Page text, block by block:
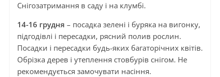
Снігозатримання в саду і на клумбі.
14-16 грудня – посадка зелені і буряка на вигонку,
підгодівлі і пересадки, рясний полив рослин.
Посадки і пересадки будь-яких багаторічних квітів.
Обрізка дерев і утеплення стовбурів снігом. Не
рекомендується замочувати насіння.